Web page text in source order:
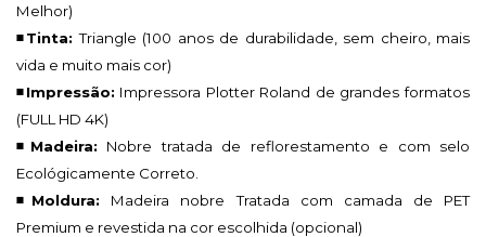
Melhor)
◾Tinta: Triangle (100 anos de durabilidade, sem cheiro, mais
vida e muito mais cor)
◾Impressão: Impressora Plotter Roland de grandes formatos
(FULL HD 4K)
◾Madeira: Nobre tratada de reflorestamento e com selo
Ecológicamente Correto.
◾Moldura: Madeira nobre Tratada com camada de PET
Premium e revestida na cor escolhida (opcional)